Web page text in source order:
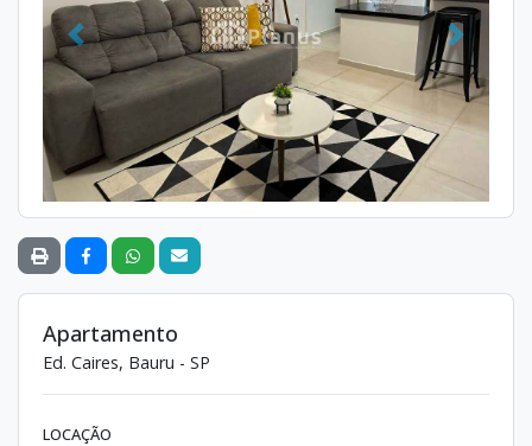
Anterior Próximo
Apartamento
Ed. Caires, Bauru - SP
LOCAÇÃO